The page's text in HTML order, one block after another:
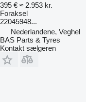
395 € ≈ 2.953 kr.
Foraksel
22045948...
Nederlandene, Veghel
BAS Parts & Tyres
Kontakt sælgeren